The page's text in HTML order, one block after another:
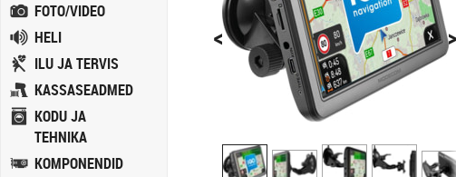
FOTO/VIDEO
HELI
ILU JA TERVIS
KASSASEADMED
KODU JA
TEHNIKA
KOMPONENDID
< >